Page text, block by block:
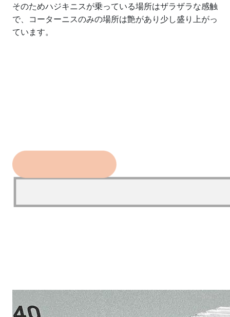
そのためハジキニスが乗っている場所はザラザラな感触
で、コーターニスのみの場所は艶があり少し盛り上がっ
ています。